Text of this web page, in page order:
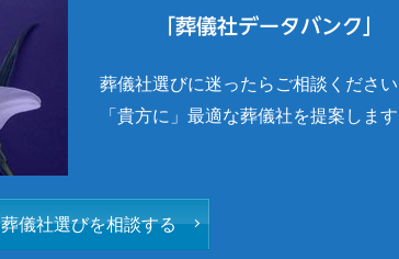
「葬儀社データバンク」
葬儀社選びに迷ったらご相談ください
「貴方に」最適な葬儀社を提案します
葬儀社選びを相談する